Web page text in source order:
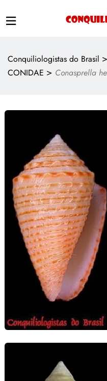
Conquiliologistas do Brasil >
CONIDAE > Conasprella